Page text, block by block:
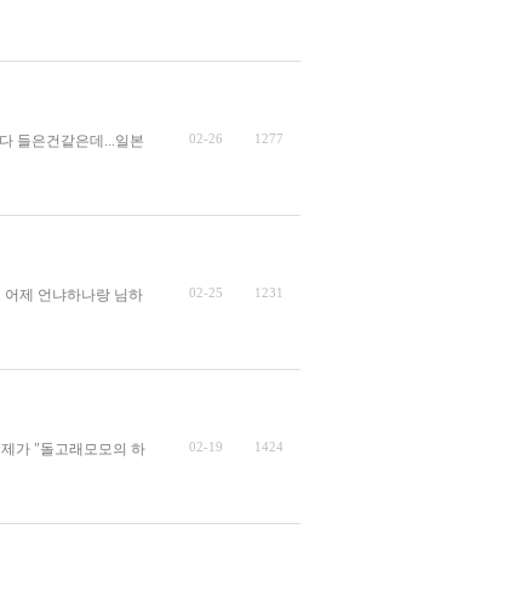
들은건같은데...일본
02-26 1277
어제 언냐하나랑 님하
02-25 1231
가 "돌고래모모의 하
02-19 1424